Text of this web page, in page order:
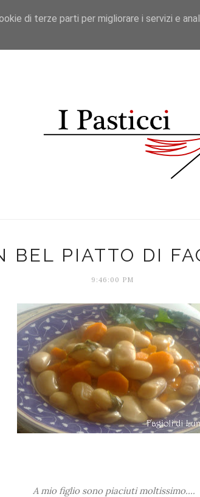
BEL PIATTO DI
9:46:00 PM
A mio figlio sono piaciuti moltissimo....
di terze parti per migliorare i servizi e